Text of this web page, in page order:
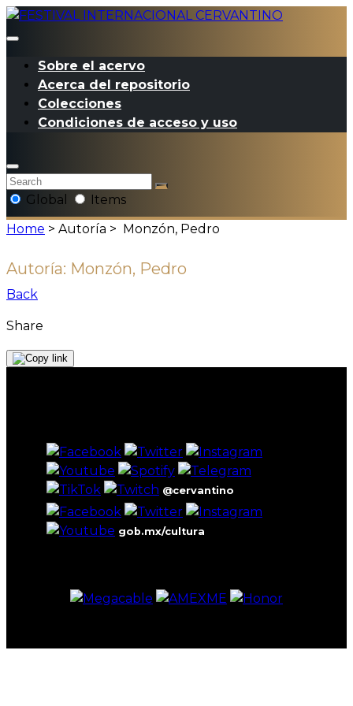
Sobre el acervo
Acerca del repositorio
Colecciones
Condiciones de acceso y uso
Global
Items
Home > Autoría > Monzón, Pedro
Autoría: Monzón, Pedro
Back
Share
@cervantino
gob.mx/cultura